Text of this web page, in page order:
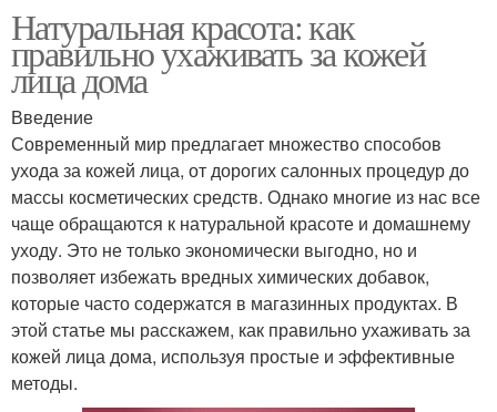
Натуральная красота: как
правильно ухаживать за кожей
лица дома
Введение
Современный мир предлагает множество способов
ухода за кожей лица, от дорогих салонных процедур до
массы косметических средств. Однако многие из нас все
чаще обращаются к натуральной красоте и домашнему
уходу. Это не только экономически выгодно, но и
позволяет избежать вредных химических добавок,
которые часто содержатся в магазинных продуктах. В
этой статье мы расскажем, как правильно ухаживать за
кожей лица дома, используя простые и эффективные
методы.